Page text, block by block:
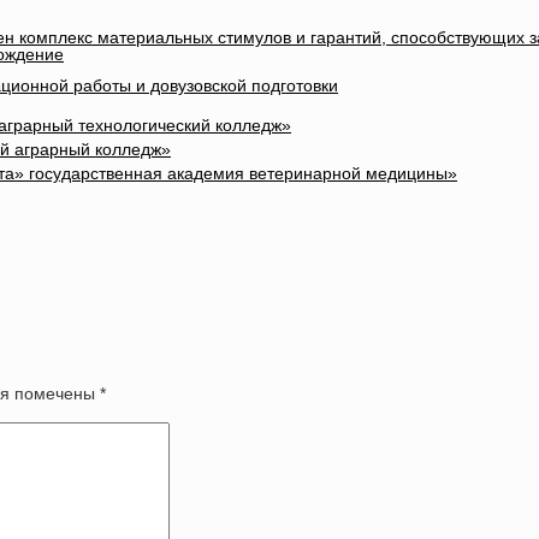
технологический колледж»
аграрный колледж»
государственная академия ветеринарной медицины»
комплекс материальных стимулов и гарантий, способствующих
работы и довузовской подготовки
помечены *